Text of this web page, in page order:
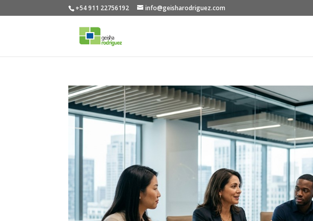
+54 911 22756192 info@geisharodriguez.com